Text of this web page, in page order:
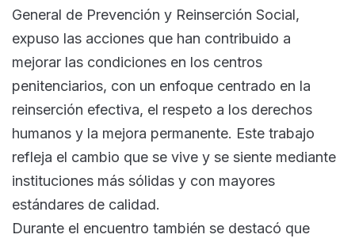
General de Prevención y Reinserción Social,
expuso las acciones que han contribuido a
mejorar las condiciones en los centros
penitenciarios, con un enfoque centrado en la
reinserción efectiva, el respeto a los derechos
humanos y la mejora permanente. Este trabajo
refleja el cambio que se vive y se siente mediante
instituciones más sólidas y con mayores
estándares de calidad.
Durante el encuentro también se destacó que